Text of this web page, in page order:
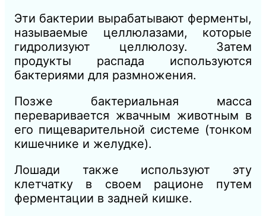
Эти бактерии вырабатывают ферменты,
называемые целлюлазами, которые
гидролизуют целлюлозу. Затем
продукты распада используются
бактериями для размножения.
Позже бактериальная масса
переваривается жвачным животным в
его пищеварительной системе (тонком
кишечнике и желудке).
Лошади также используют эту
клетчатку в своем рационе путем
ферментации в задней кишке.